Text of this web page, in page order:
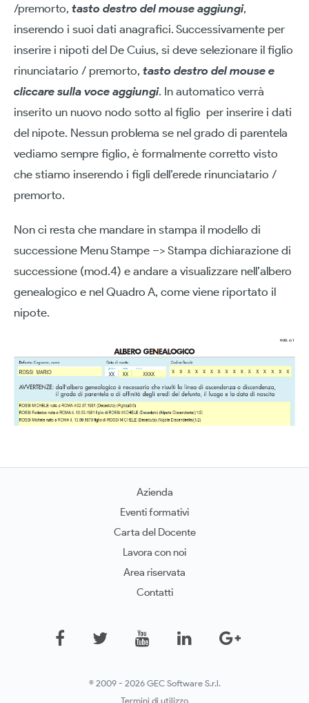
/premorto, tasto destro del mouse aggiungi,
inserendo i suoi dati anagrafici. Successivamente per
inserire i nipoti del De Cuius, si deve selezionare il figlio
rinunciatario / premorto, tasto destro del mouse e
cliccare sulla voce aggiungi. In automatico verrà
inserito un nuovo nodo sotto al figlio per inserire i dati
del nipote. Nessun problema se nel grado di parentela
vediamo sempre figlio, è formalmente corretto visto
che stiamo inserendo i figli dell’erede rinunciatario /
premorto.
Non ci resta che mandare in stampa il modello di
successione Menu Stampe –> Stampa dichiarazione di
successione (mod.4) e andare a visualizzare nell’albero
genealogico e nel Quadro A, come viene riportato il
nipote.
Azienda
Eventi formativi
Carta del Docente
Lavora con noi
Area riservata
Contatti
© 2009 - 2026 GEC Software S.r.l.
Termini di utilizzo